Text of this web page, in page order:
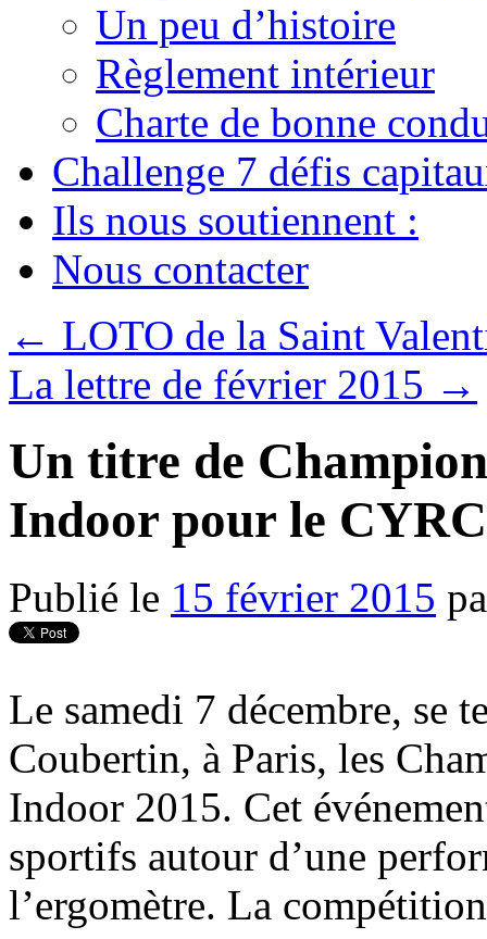
Un peu d’histoire
Règlement intérieur
Charte de bonne
Challenge 7 défis
Ils nous soutiennent :
Nous contacter
← LOTO de la Saint
La lettre de février 2015 →
Un titre de
Indoor pour le
Publié le 15 février 2015
Le samedi 7 décembre, se
Coubertin, à Paris, les
Indoor 2015. Cet
sportifs autour d’une
l’ergomètre. La